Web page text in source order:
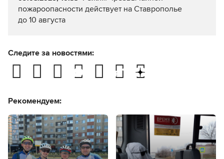
пожароопасности действует на Ставрополье
до 10 августа
Следите за новостями:
Рекомендуем: